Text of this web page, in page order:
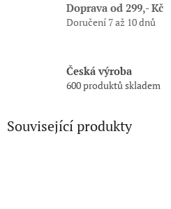
Doprava od 299,- Kč
Doručení 7 až 10 dnů
Česká výroba
600 produktů skladem
Související produkty